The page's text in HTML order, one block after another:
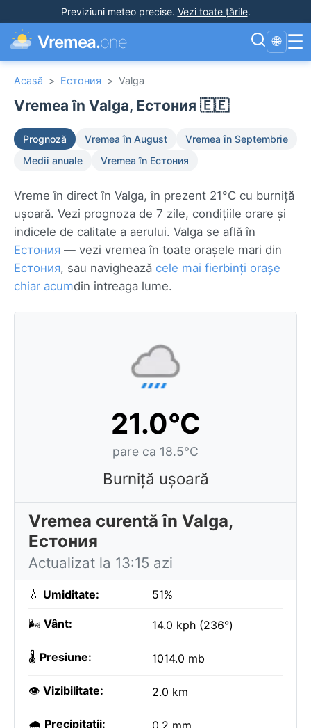
Previziuni meteo precise. Vezi toate țările.
Vremea.one 🌐 ☰
Acasă > Естония > Valga
Vremea în Valga, Естония 🇪🇪
Prognoză Vremea în August
Vremea în Septembrie
Medii anuale
Vremea în Естония
Vreme în direct în Valga, în prezent 21°C cu burniță
ușoară. Vezi prognoza de 7 zile, condițiile orare și
indicele de calitate a aerului. Valga se află în
Естония — vezi vremea în toate orașele mari din
Естония, sau navighează cele mai fierbinți orașe
chiar acumdin întreaga lume.
21.0°C
pare ca 18.5°C
Burniță ușoară
Vremea curentă în Valga,
Естония
Actualizat la 13:15 azi
💧 Umiditate: 51%
🌬️ Vânt: 14.0 kph (236°)
🌡️ Presiune: 1014.0 mb
👁️ Vizibilitate: 2.0 km
🌧️ Precipitații: 0.2 mm